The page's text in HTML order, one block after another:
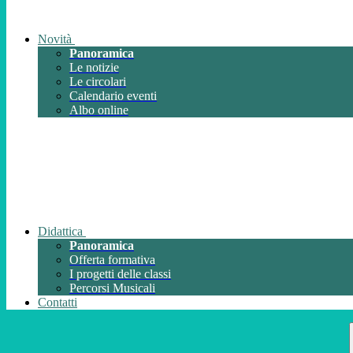
Novità
Panoramica
Le notizie
Le circolari
Calendario eventi
Albo online
Didattica
Panoramica
Offerta formativa
I progetti delle classi
Percorsi Musicali
Contatti